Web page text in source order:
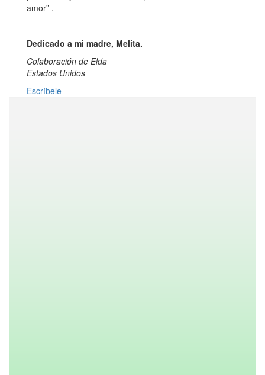
amor” .
Dedicado a mi madre, Melita.
Colaboración de Elda
Estados Unidos
Escríbele